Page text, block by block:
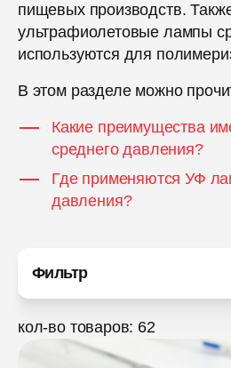
пищевых производств.
ультрафиолетовые лампы
используются для
В этом разделе можно
Какие преимущества
среднего давления?
Где применяются УФ
давления?
Фильтр
кол-во товаров: 62